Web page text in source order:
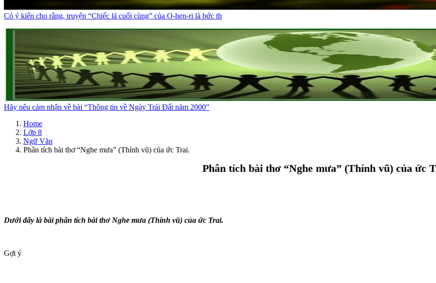
Có ý kiến cho rằng, truyện “Chiếc lá cuối cùng” của O-hen-ri là bức th
Hãy nêu cảm nhận về bài “Thông tin về Ngày Trái Đất năm 2000”
Home
Lớp 8
Ngữ Văn
Phân tích bài thơ “Nghe mưa” (Thính vũ) của ức Trai.
Phân tích bài thơ “Nghe mưa” (Thính vũ) của ức
Dưới đây là bài phân tích bài thơ Nghe mưa (Thính vũ) của ức Trai.
Gợi ý